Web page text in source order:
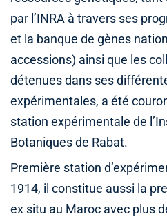
par l’INRA à travers ses
et la banque de gènes
accessions) ainsi que les
détenues dans ses
expérimentales, a été
station expérimentale de
Botaniques de Rabat.
Première station
1914, il constitue aussi la
ex situ au Maroc avec plus